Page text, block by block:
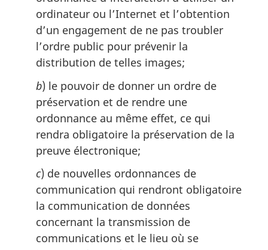
ordinateur ou l’Internet et l’obtention
d’un engagement de ne pas troubler
l’ordre public pour prévenir la
distribution de telles images;
b) le pouvoir de donner un ordre de
préservation et de rendre une
ordonnance au même effet, ce qui
rendra obligatoire la préservation de la
preuve électronique;
c) de nouvelles ordonnances de
communication qui rendront obligatoire
la communication de données
concernant la transmission de
communications et le lieu où se